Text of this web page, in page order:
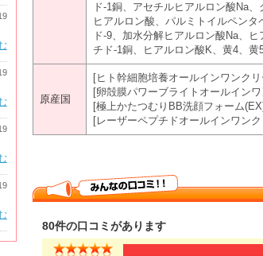
ド-1銅、アセチルヒアルロン酸Na
ヒアルロン酸、パルミトイルペン
ド-9、加水分解ヒアルロン酸Na、
チド-1銅、ヒアルロン酸K、黄4、
原産国
[ヒト幹細胞培養オールインワンク
[卵殻膜パワーブライトオールイン
[極上かたつむりBB洗顔フォーム
[レーザーペプチドオールインワン
80件の口コミがあります